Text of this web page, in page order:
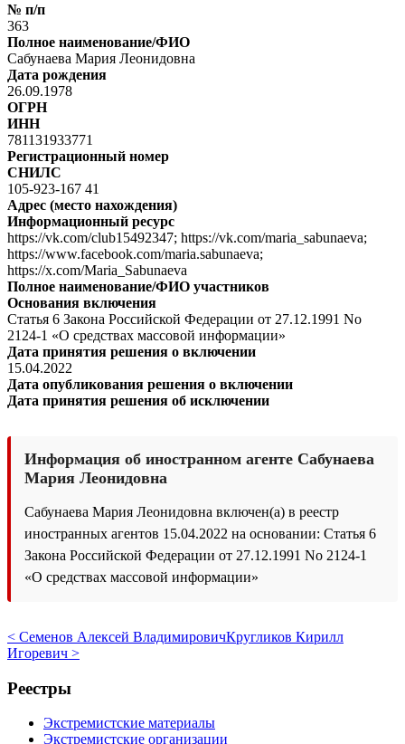
№ п/п
363
Полное наименование/ФИО
Сабунаева Мария Леонидовна
Дата рождения
26.09.1978
ОГРН
ИНН
781131933771
Регистрационный номер
СНИЛС
105-923-167 41
Адрес (место нахождения)
Информационный ресурс
https://vk.com/club15492347; https://vk.com/maria_sabunaeva;
https://www.facebook.com/maria.sabunaeva;
https://x.com/Maria_Sabunaeva
Полное наименование/ФИО участников
Основания включения
Статья 6 Закона Российской Федерации от 27.12.1991 No
2124-1 «О средствах массовой информации»
Дата принятия решения о включении
15.04.2022
Дата опубликования решения о включении
Дата принятия решения об исключении
Информация об иностранном агенте Сабунаева
Мария Леонидовна
Сабунаева Мария Леонидовна включен(а) в реестр
иностранных агентов 15.04.2022 на основании: Статья 6
Закона Российской Федерации от 27.12.1991 No 2124-1
«О средствах массовой информации»
< Семенов Алексей ВладимировичКругликов Кирилл
Игоревич >
Реестры
Экстремистские материалы
Экстремистские организации